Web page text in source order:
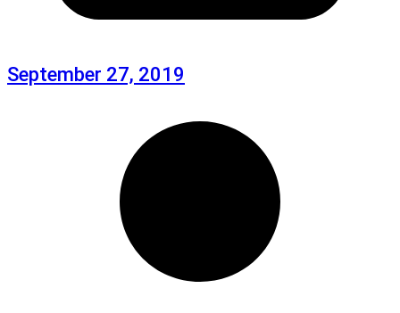
September 27, 2019